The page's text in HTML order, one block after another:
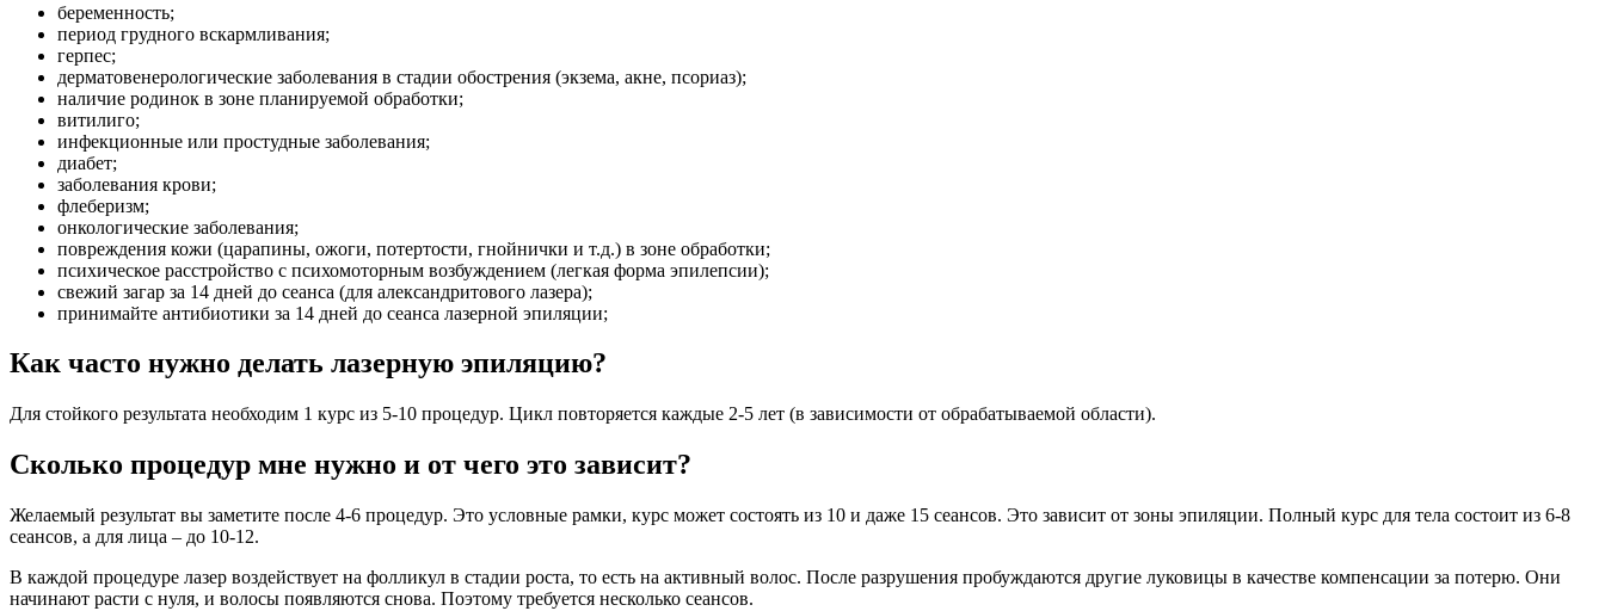
беременность;
период грудного вскармливания;
герпес;
дерматовенерологические заболевания в стадии обострения (экзема, акне, псориаз);
наличие родинок в зоне планируемой обработки;
витилиго;
инфекционные или простудные заболевания;
диабет;
заболевания крови;
флеберизм;
онкологические заболевания;
повреждения кожи (царапины, ожоги, потертости, гнойнички и т.д.) в зоне обработки;
психическое расстройство с психомоторным возбуждением (легкая форма эпилепсии);
свежий загар за 14 дней до сеанса (для александритового лазера);
принимайте антибиотики за 14 дней до сеанса лазерной эпиляции;
Как часто нужно делать лазерную эпиляцию?
Для стойкого результата необходим 1 курс из 5-10 процедур. Цикл повторяется каждые 2-5 лет (в зависимости от обрабатываемой области).
Сколько процедур мне нужно и от чего это зависит?
Желаемый результат вы заметите после 4-6 процедур. Это условные рамки, курс может состоять из 10 и даже 15 сеансов. Это зависит от зоны эпиляции. Полный курс для тела состоит из 6-8
сеансов, а для лица – до 10-12.
В каждой процедуре лазер воздействует на фолликул в стадии роста, то есть на активный волос. После разрушения пробуждаются другие луковицы в качестве компенсации за потерю. Они
начинают расти с нуля, и волосы появляются снова. Поэтому требуется несколько сеансов.